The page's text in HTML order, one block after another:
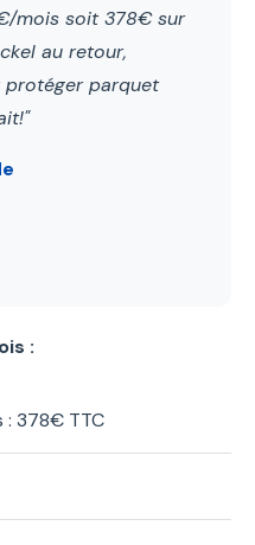
mois soit 378€ sur
au retour,
parquet
:
: 378€ TTC